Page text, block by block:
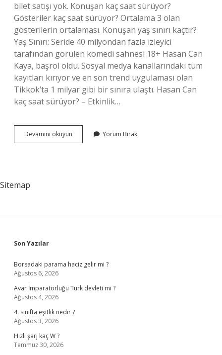
bilet satışı yok. Konuşan kaç saat sürüyor?
Gösteriler kaç saat sürüyor? Ortalama 3 olan
gösterilerin ortalaması. Konuşan yaş sınırı kaçtır?
Yaş Sınırı: Seride 40 milyondan fazla izleyici
tarafından görülen komedi sahnesi 18+ Hasan Can
Kaya, başrol oldu. Sosyal medya kanallarındaki tüm
kayıtları kırıyor ve en son trend uygulaması olan
Tikkok’ta 1 milyar gibi bir sınıra ulaştı. Hasan Can
kaç saat sürüyor? – Etkinlik…
Devamını okuyun Konuşanlar
Bilet
Yorum Bırak
Sitemap
Sidebar
Son Yazılar
Borsadaki parama haciz gelir mi ?
Ağustos 6, 2026
Avar İmparatorluğu Türk devleti mi ?
Ağustos 4, 2026
4. sınıfta eşitlik nedir ?
Ağustos 3, 2026
Hızlı şarj kaç W ?
Temmuz 30, 2026